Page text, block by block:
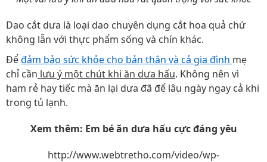
Dao cắt dưa là loại dao chuyên dụng cắt hoa quả chứ
không lẫn với thực phẩm sống và chín khác.
Đểđảm bảo sức khỏe cho bản thân và cả gia đình mẹ
chỉ cần lưu ý một chút khi ăn dưa hấu. Không nên vì
ham rẻ hay tiếc mà ăn lại dưa đã để lâu ngày ngay cả khi
trong tủ lạnh.
Xem thêm: Em bé ăn dưa hấu cực đáng yêu
http://www.webtretho.com/video/wp-